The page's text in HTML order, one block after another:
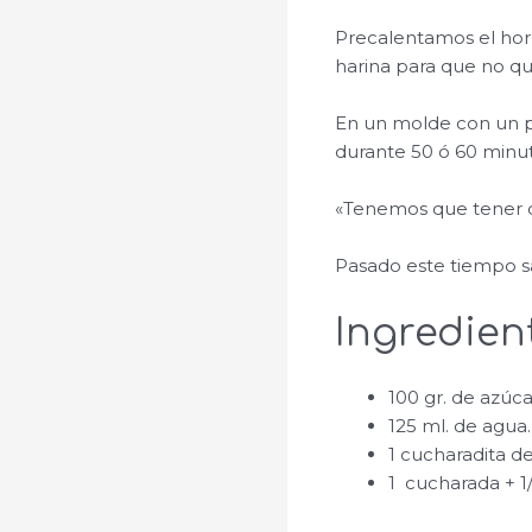
Precalentamos el
harina para que no
En un molde con un
durante 50 ó 60
«Tenemos que
Pasado este tiempo
100 gr. de
125 ml. de agua.
1 cucharadita
1 cucharada +